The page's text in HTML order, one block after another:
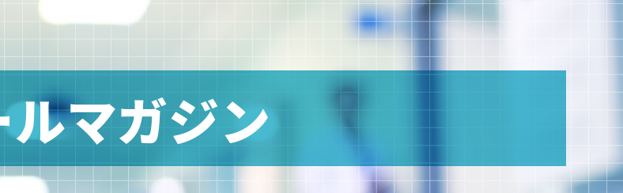
ルマガジン